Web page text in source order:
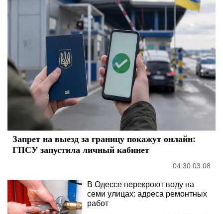
Запрет на выезд за границу покажут онлайн:
ГПСУ запустила личный кабинет
04:30 03.08
В Одессе перекроют воду на
семи улицах: адреса ремонтных
работ